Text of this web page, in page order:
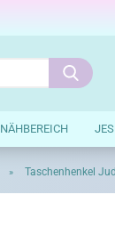
NÄHBEREICH
» Taschenhenkel